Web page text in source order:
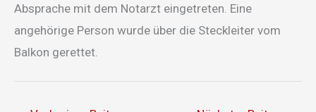
Absprache mit dem Notarzt eingetreten. Eine
angehörige Person wurde über die Steckleiter vom
Balkon gerettet.